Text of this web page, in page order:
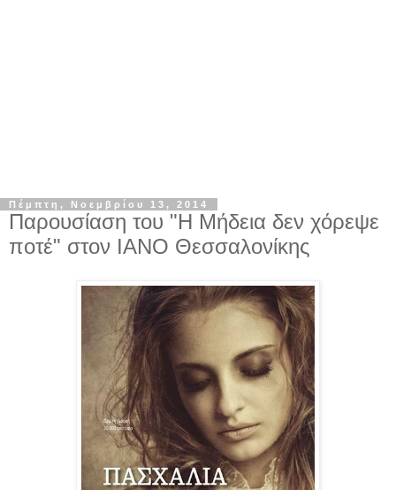
Πέμπτη, Νοεμβρίου 13, 2014
Παρουσίαση του "Η Μήδεια δεν χόρεψε
ποτέ" στον ΙΑΝΟ Θεσσαλονίκης